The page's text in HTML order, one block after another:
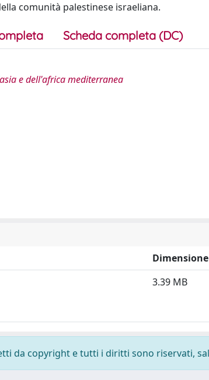
comunità palestinese israeliana.
Scheda completa (DC)
e dell'africa mediterranea
Dimensione
3.39 MB
da copyright e tutti i diritti sono riservati,